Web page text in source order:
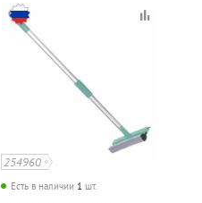
254960
Есть в наличии 1 шт.